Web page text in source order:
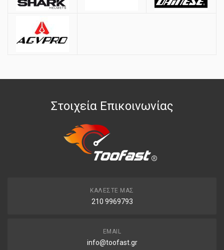
Στοιχεία Επικοινωνίας
ΚΑΛΈΣΤΕ ΜΑΣ
210 9969793
EMAIL
info@toofast.gr